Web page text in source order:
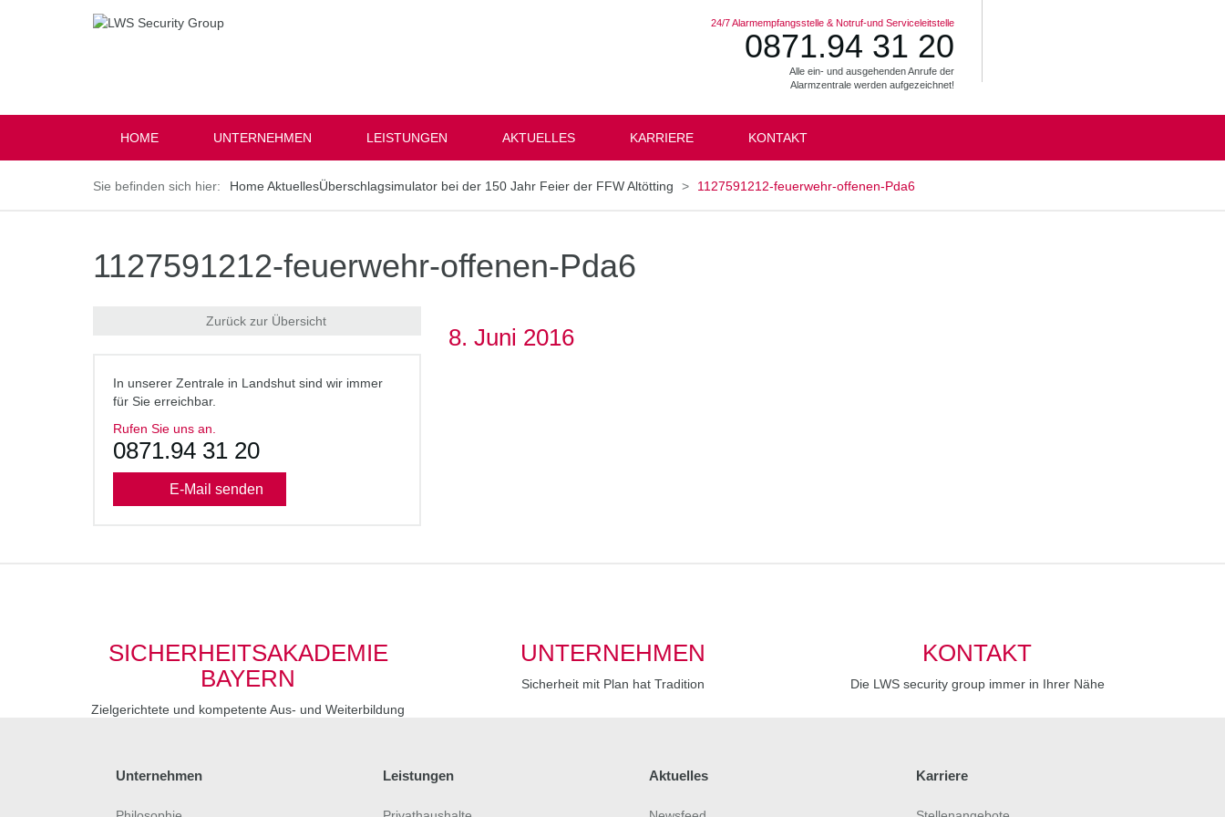
24/7 Alarmempfangsstelle & Notruf-und Serviceleitstelle
0871.94 31 20
Alle ein- und ausgehenden Anrufe der
Alarmzentrale werden aufgezeichnet!
HOME UNTERNEHMEN LEISTUNGEN AKTUELLES KARRIERE KONTAKT
HomeAktuellesÜberschlagsimulator bei der 150 Jahr Feier der FFW Altötting 1127591212-feuerwehr-offenen-Pda6
1127591212-feuerwehr-offenen-Pda6
Zurück zur Übersicht
In unserer Zentrale in Landshut sind wir immer
für Sie erreichbar.
Rufen Sie uns an.
0871.94 31 20
E-Mail senden
8. Juni 2016
SICHERHEITSAKADEMIE
BAYERN
Zielgerichtete und kompetente Aus- und Weiterbildung
UNTERNEHMEN
Sicherheit mit Plan hat Tradition
KONTAKT
Die LWS security group immer in Ihrer Nähe
Unternehmen Leistungen Aktuelles Karriere